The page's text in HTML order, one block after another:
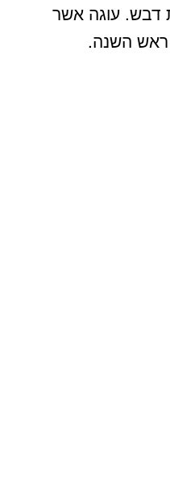
דבש. עוגה אשר
השנה.